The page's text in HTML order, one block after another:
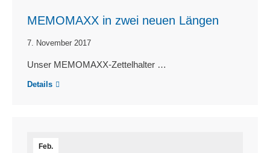
MEMOMAXX in zwei neuen Längen
7. November 2017
Unser MEMOMAXX-Zettelhalter …
Details
Feb.